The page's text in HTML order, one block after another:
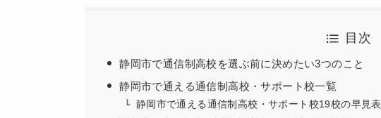
目次
静岡市で通信制高校を選ぶ前に決めたい3つのこと
静岡市で通える通信制高校・サポート校一覧
静岡市で通える通信制高校・サポート校19校の早見表